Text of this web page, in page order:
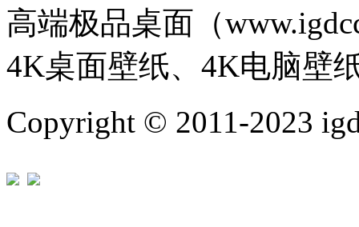
高端极品桌面（
4K桌面壁纸、4K电脑壁
Copyright © 2011-2023